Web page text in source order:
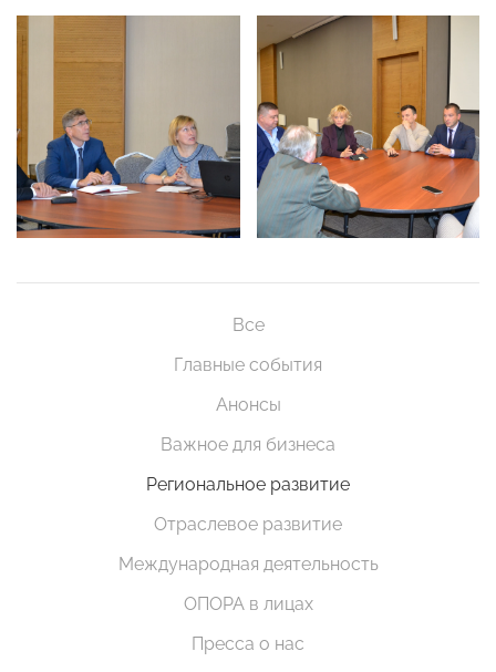
Все
Главные события
Анонсы
Важное для бизнеса
Региональное развитие
Отраслевое развитие
Международная деятельность
ОПОРА в лицах
Пресса о нас